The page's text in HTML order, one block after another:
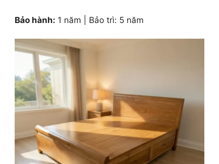
Bảo hành: 1 năm | Bảo trì: 5 năm